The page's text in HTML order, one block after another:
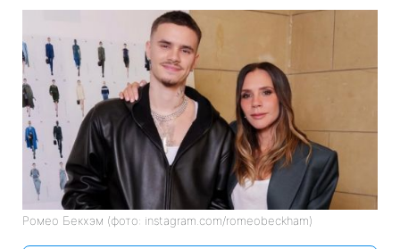
Ромео Бекхэм (фото: instagram.com/romeobeckham)